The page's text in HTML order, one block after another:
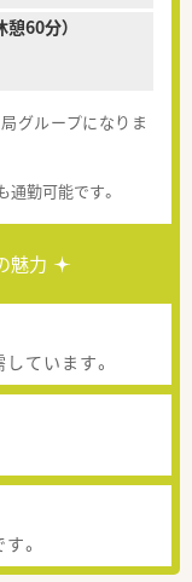
60分）
グループになりま
勤可能です。
魅力
ています。
。